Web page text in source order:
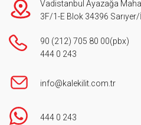
Vadistanbul Ayazağa
3F/1-E Blok 34396 Sarıyer/
90 (212) 705 80 00